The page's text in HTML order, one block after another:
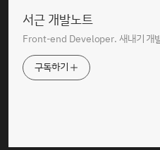
서근 개발노트
Front-end Developer. 새내기 개
구독하기